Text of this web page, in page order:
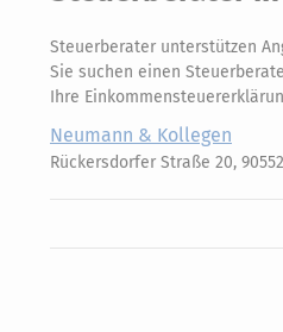
Steuerberater unterstützen
Sie suchen einen
Ihre
Neumann & Kollegen
Rückersdorfer Straße 20,